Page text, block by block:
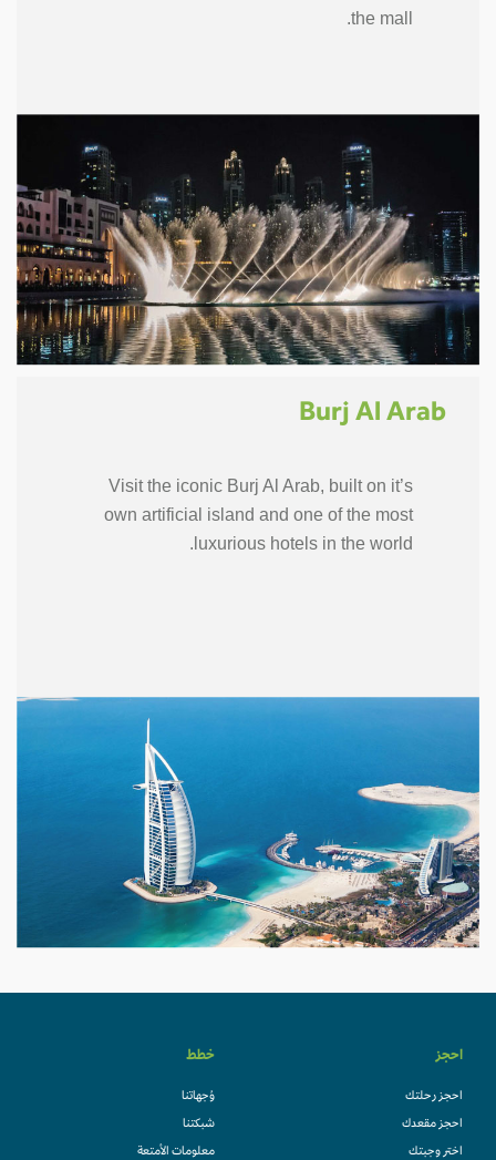
the mall.
Burj Al Arab
Visit the iconic Burj Al Arab, built on it’s
own artificial island and one of the most
luxurious hotels in the world.
احجز
احجز رحلتك
احجز مقعدك
اختر وجبتك
خطط
وُجهاتنا
شبكتنا
معلومات الأمتعة